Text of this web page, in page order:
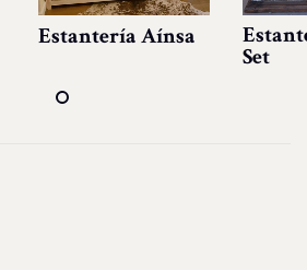
Estantería Aínsa
Set